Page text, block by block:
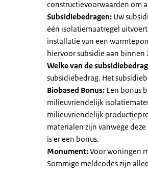
constructievoorwaarden om
Subsidiebedragen: Uw
één isolatiemaatregel
installatie van een
hiervoor subsidie aan
Welke van de
subsidiebedrag. Het
Biobased Bonus: Een bonus
milieuvriendelijk
milieuvriendelijk
materialen zijn vanwege
is er een bonus.
Monument:Voor woningen
Sommige meldcodes zijn